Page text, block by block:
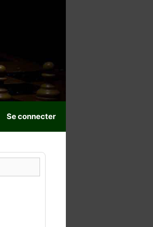
Se connecter